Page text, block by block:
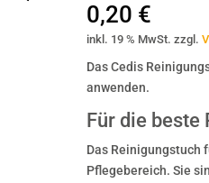
0,20 €
inkl. 19 % MwSt. zzgl.
Das Cedis
anwenden.
Für die beste
Das Reinigungstuch
Pflegebereich. Sie